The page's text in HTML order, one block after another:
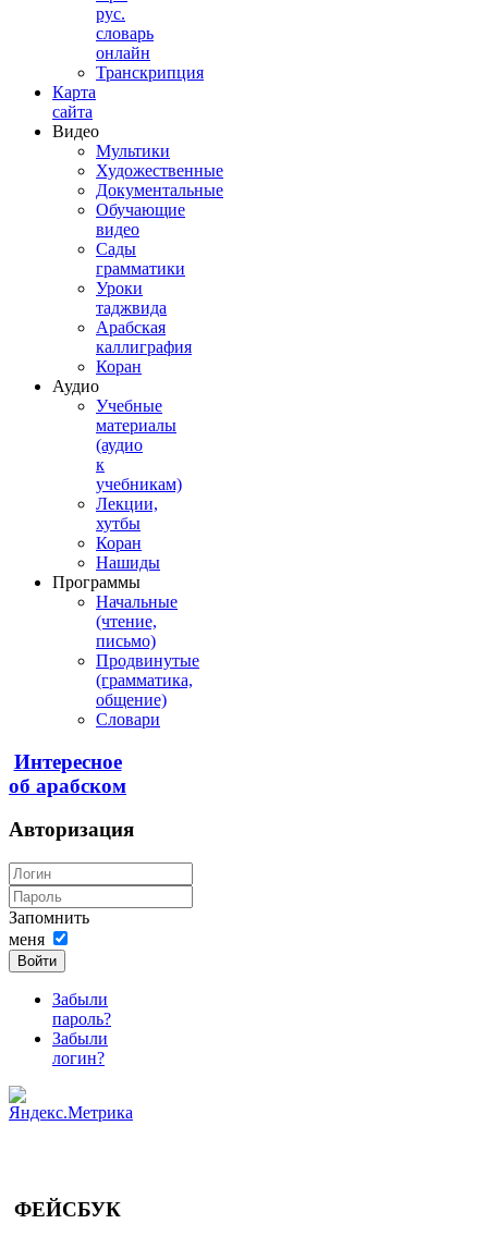
рус.
словарь
онлайн
Транскрипция
Карта
сайта
Видео
Мультики
Художественные
Документальные
Обучающие
видео
Сады
грамматики
Уроки
таджвида
Арабская
каллиграфия
Коран
Аудио
Учебные
материалы
(аудио
к
учебникам)
Лекции,
хутбы
Коран
Нашиды
Программы
Начальные
(чтение,
письмо)
Продвинутые
(грамматика,
общение)
Словари
Интересное
об арабском
Авторизация
Запомнить
меня
Войти
Забыли
пароль?
Забыли
логин?
ФЕЙСБУК